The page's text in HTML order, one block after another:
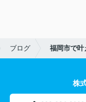
ブログ 福岡市で叶
株